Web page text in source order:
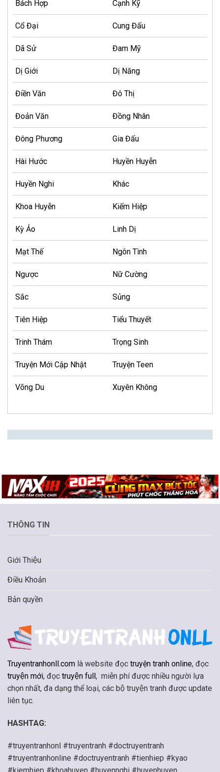
Bách Hợp Cạnh Kỹ
Cổ Đại Cung Đấu
Dã Sử Đam Mỹ
Dị Giới Dị Năng
Điền Văn Đô Thị
Đoản Văn Đồng Nhân
Đông Phương Gia Đấu
Hài Hước Huyền Huyễn
Huyền Nghi Khác
Khoa Huyễn Kiếm Hiệp
Kỳ Ảo Linh Dị
Mạt Thế Ngôn Tình
Ngược Nữ Cường
Sắc Sủng
Tiên Hiệp Tiểu Thuyết
Trinh Thám Trọng Sinh
Truyện Mới Cập Nhật Truyện Teen
Võng Du Xuyên Không
THÔNG TIN
Giới Thiệu
Điều Khoản
Bản quyền
Truyentranhonll.com là website đọc truyện tranh online, đọc
truyện mới, đọc truyện full, miễn phí được nhiều người lựa
chọn nhất, đa dạng thể loại, các bộ truyện tranh được update
liên tục.
HASHTAG:
#truyentranhonl #truyentranh #doctruyentranh
#truyentranhonline #doctruyentranh #tienhiep #kyao
#kiemhiep #khoahuyen #huyennghi #huyenhuyen